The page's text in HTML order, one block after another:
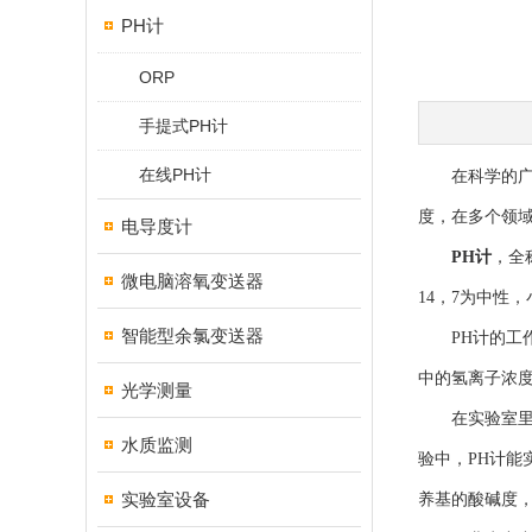
PH计
ORP
手提式PH计
在线PH计
电导度计
微电脑溶氧变送器
智能型余氯变送器
光学测量
水质监测
实验室设备
在科学的广
度，在多个领
PH计 ，
14，7为中性
PH计的工作
中的氢离子浓
在实验室里
验中，PH计能
养基的酸碱度